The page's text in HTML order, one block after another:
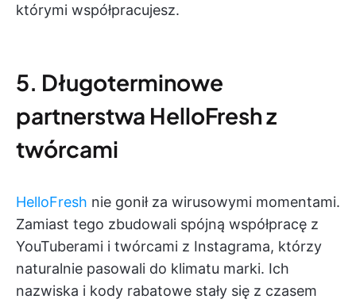
którymi współpracujesz.
5. Długoterminowe
partnerstwa HelloFresh z
twórcami
HelloFresh nie gonił za wirusowymi momentami.
Zamiast tego zbudowali spójną współpracę z
YouTuberami i twórcami z Instagrama, którzy
naturalnie pasowali do klimatu marki. Ich
nazwiska i kody rabatowe stały się z czasem